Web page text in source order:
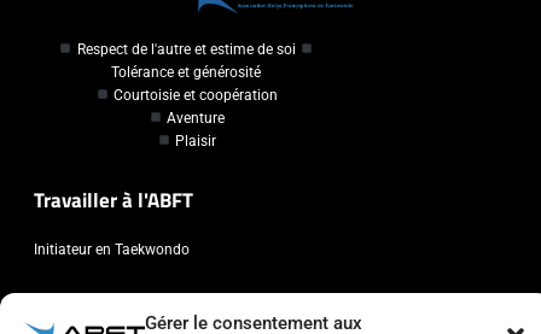
Gérer le consentement aux
Respect de l'autre et estime de soi
Tolérance et générosité
Courtoisie et coopération
Aventure
Plaisir
Travailler à l'ABFT
Initiateur en Taekwondo